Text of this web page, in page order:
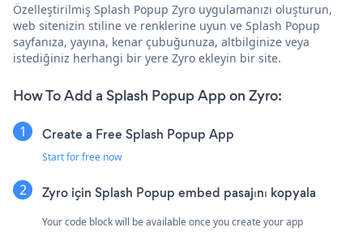
Özelleştirilmiş Splash Popup Zyro uygulamanızı oluşturun,
web sitenizin stiline ve renklerine uyun ve Splash Popup
sayfanıza, yayına, kenar çubuğunuza, altbilginize veya
istediğiniz herhangi bir yere Zyro ekleyin bir site.
How To Add a Splash Popup App on Zyro:
Create a Free Splash Popup App
Start for free now
Zyro için Splash Popup embed pasajını kopyala
Your code block will be available once you create your app